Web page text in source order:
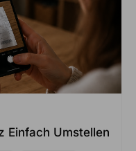
Einfach Umstellen